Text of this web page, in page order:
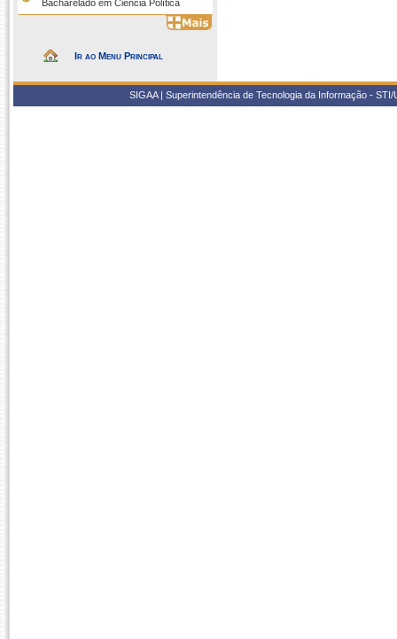
Bacharelado em Ciência Política
Ir ao Menu Principal
SIGAA | Superintendência de Tecnologia da Informação -